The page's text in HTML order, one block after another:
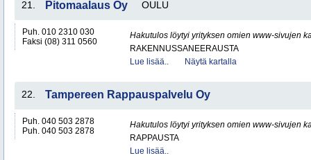
21. Pitomaalaus Oy OULU
Puh. 010 2310 030
Faksi (08) 311 0560
Hakutulos löytyi yrityksen omien www-sivujen
RAKENNUSSANEERAUSTA
Lue lisää..
Näytä kartalla
22. Tampereen Rappauspalvelu Oy
Puh. 040 503 2878
Puh. 040 503 2878
Hakutulos löytyi yrityksen omien www-sivujen
RAPPAUSTA
Lue lisää..